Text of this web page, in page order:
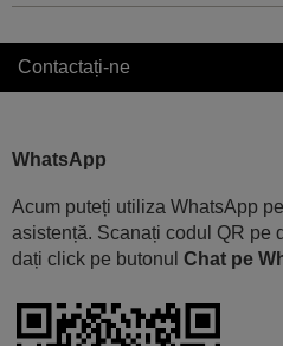
Contactați-ne
WhatsApp
Acum puteți utiliza WhatsApp
asistență. Scanați codul QR pe
dați click pe butonul Chat pe